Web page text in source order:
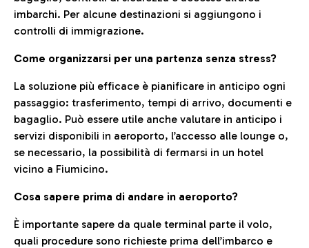
imbarchi. Per alcune destinazioni si aggiungono i
controlli di immigrazione.
Come organizzarsi per una partenza senza stress?
La soluzione più efficace è pianificare in anticipo ogni
passaggio: trasferimento, tempi di arrivo, documenti e
bagaglio. Può essere utile anche valutare in anticipo i
servizi disponibili in aeroporto, l’accesso alle lounge o,
se necessario, la possibilità di fermarsi in un hotel
vicino a Fiumicino.
Cosa sapere prima di andare in aeroporto?
È importante sapere da quale terminal parte il volo,
quali procedure sono richieste prima dell’imbarco e